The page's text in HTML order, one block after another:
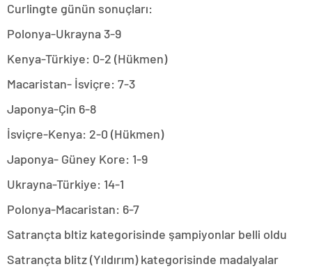
Curlingte günün sonuçları:
Polonya-Ukrayna 3-9
Kenya-Türkiye: 0-2 (Hükmen)
Macaristan- İsviçre: 7-3
Japonya-Çin 6-8
İsviçre-Kenya: 2-0 (Hükmen)
Japonya- Güney Kore: 1-9
Ukrayna-Türkiye: 14-1
Polonya-Macaristan: 6-7
Satrançta bltiz kategorisinde şampiyonlar belli oldu
Satrançta blitz (Yıldırım) kategorisinde madalyalar